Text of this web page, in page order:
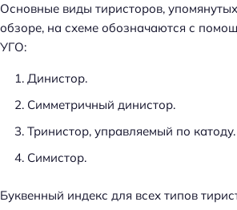
Основные виды тиристоров,
обзоре, на схеме обозначаются с
УГО:
Динистор.
Симметричный динистор.
Тринистор, управляемый по катоду.
Симистор.
Буквенный индекс для всех типов